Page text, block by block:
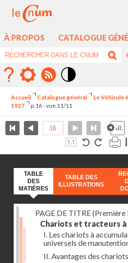
À PROPOS CATALOGUE
élévé
Accueil Catalogue général Le Véhicule
1927
p.16 - vue 11/11
TABLE
DES
MATIÈRES
TABLE DES
ILLUSTRATIONS
PAGE DE TITRE (Première
Chariots et tracteurs
I. Les chariots à
universels de
II. Avantages des